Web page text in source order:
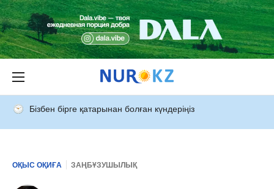
Бізбен бірге қатарынан болған күндеріңіз
ОҚЫС ОҚИҒА ЗАҢБҰЗУШЫЛЫҚ